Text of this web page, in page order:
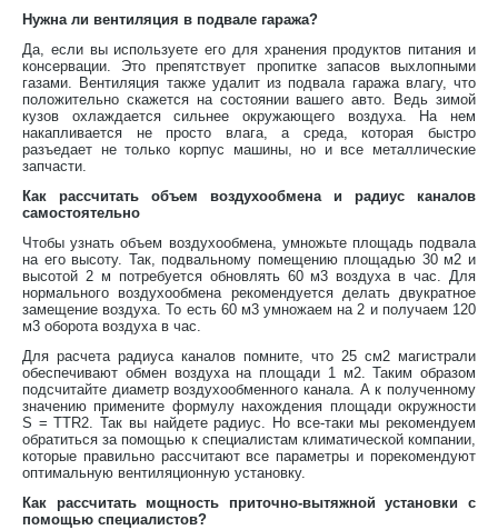
Нужна ли вентиляция в подвале гаража?
Да, если вы используете его для хранения продуктов питания и
консервации. Это препятствует пропитке запасов выхлопными
газами. Вентиляция также удалит из подвала гаража влагу, что
положительно скажется на состоянии вашего авто. Ведь зимой
кузов охлаждается сильнее окружающего воздуха. На нем
накапливается не просто влага, а среда, которая быстро
разъедает не только корпус машины, но и все металлические
запчасти.
Как рассчитать объем воздухообмена и радиус каналов
самостоятельно
Чтобы узнать объем воздухообмена, умножьте площадь подвала
на его высоту. Так, подвальному помещению площадью 30 м2 и
высотой 2 м потребуется обновлять 60 м3 воздуха в час. Для
нормального воздухообмена рекомендуется делать двукратное
замещение воздуха. То есть 60 м3 умножаем на 2 и получаем 120
м3 оборота воздуха в час.
Для расчета радиуса каналов помните, что 25 см2 магистрали
обеспечивают обмен воздуха на площади 1 м2. Таким образом
подсчитайте диаметр воздухообменного канала. А к полученному
значению примените формулу нахождения площади окружности
S = TTR2. Так вы найдете радиус. Но все-таки мы рекомендуем
обратиться за помощью к специалистам климатической компании,
которые правильно рассчитают все параметры и порекомендуют
оптимальную вентиляционную установку.
Как рассчитать мощность приточно-вытяжной установки с
помощью специалистов?